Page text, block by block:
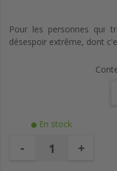
Pour les personnes qui
désespoir extrême, dont
En stock
- +